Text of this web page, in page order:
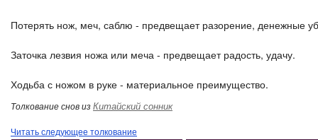
Потерять нож, меч, саблю - предвещает разорение, денежные
Заточка лезвия ножа или меча - предвещает радость, удачу.
Ходьба с ножом в руке - материальное преимущество.
Толкование снов изКитайский сонник
Читать следующее толкование